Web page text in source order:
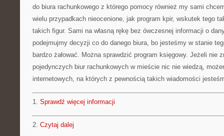
do biura rachunkowego z którego pomocy również my sami
wielu przypadkach nieocenione, jak program kpir, wskutek tego
takich figur. Sami na własną rękę bez ówczesnej informacji o
podejmujmy decyzji co do danego biura, bo jesteśmy w stanie
bardzo żałować. Można sprawdzić program księgowy. Jeżeli nie
pojedynczych biur rachunkowych w mieście nic nie wiedzą,
internetowych, na których z pewnością takich wiadomości
1. Sprawdź więcej informacji
2. Czytaj dalej